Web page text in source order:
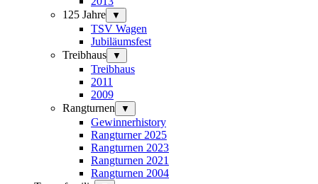
125 Jahre
▼
TSV Wagen
Jubiläumsfest
Treibhaus
▼
Treibhaus
2011
2009
Rangturnen
▼
Gewinnerhistory
Rangturner 2025
Rangturnen 2023
Rangturnen 2021
Rangturnen 2004